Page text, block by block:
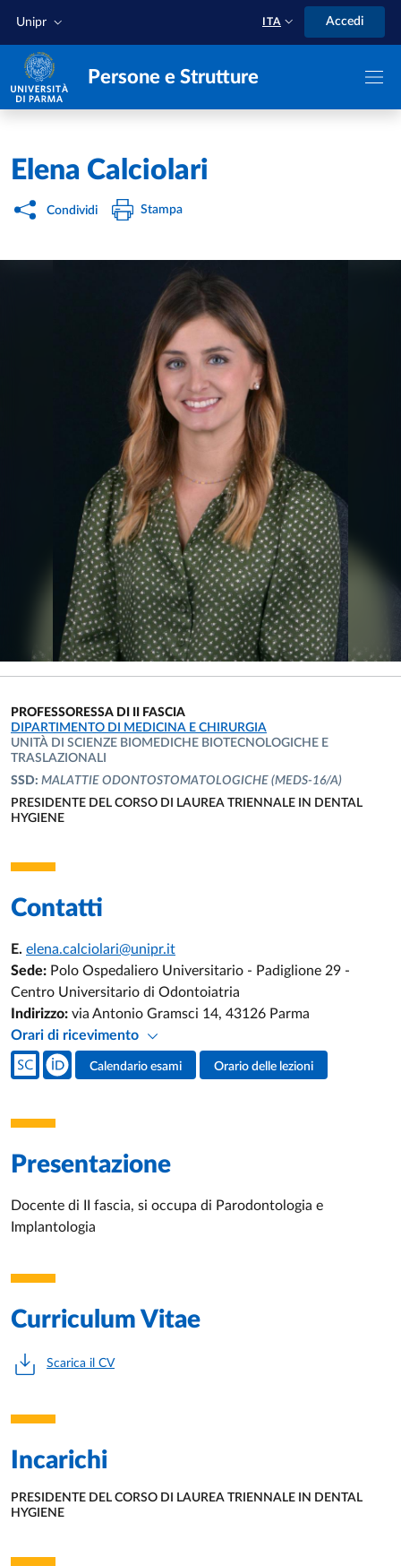
Unipr ITA Accedi
Persone e Strutture
Home /
Elena Calciolari
Condividi Stampa
PROFESSORESSA DI II FASCIA
UNITÀ ORGANIZZATIVA AFFERENTE:
DIPARTIMENTO DI MEDICINA E CHIRURGIA
UNITÀ DI SCIENZE BIOMEDICHE BIOTECNOLOGICHE E
TRASLAZIONALI
SSD: MALATTIE ODONTOSTOMATOLOGICHE (MEDS-16/A)
PRESIDENTE DEL CORSO DI LAUREA TRIENNALE IN DENTAL
HYGIENE
Contatti
E. elena.calciolari@unipr.it
Sede: Polo Ospedaliero Universitario - Padiglione 29 -
Centro Universitario di Odontoiatria
Indirizzo: via Antonio Gramsci 14, 43126 Parma
Orari di ricevimento
Social del docente
Calendario esami Orario delle lezioni
Presentazione
Docente di II fascia, si occupa di Parodontologia e
Implantologia
Curriculum Vitae
Scarica il CV
Incarichi
PRESIDENTE DEL CORSO DI LAUREA TRIENNALE IN DENTAL
HYGIENE